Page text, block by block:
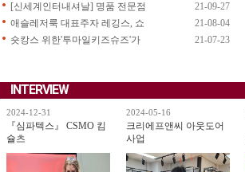
[신세계인터내셔날] 명품 전문점
21-09-27
애슬레저룩 대표주자 레깅스, 쇼
21-08-04
숏캉스 위한'투마일키즈슈즈'가
21-07-23
INTERVIEW
2024-12-31
『심파텍스』 CSMO 킴
슐츠
2024-05-16
크리에프앤씨 아웃도어
사업